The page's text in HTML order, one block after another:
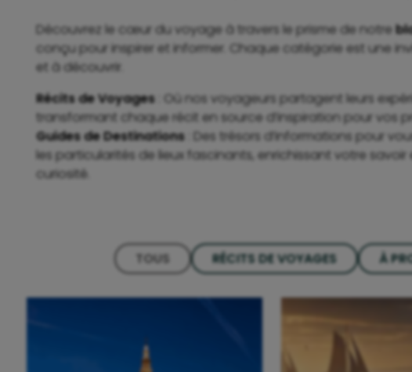
Découvrez le cœur du voyage à travers le prisme de notre
conçu pour inspirer et informer. Chaque catégorie est une
et à découvrir.
Récits de Voyages : Où nos voyageurs partagent leurs
transformant chaque récit en source d’inspiration pour vos
Guides de Destinations : Des trésors d’informations pour
les particularités de lieux fascinants, enrichissant votre
curiosité.
TOUS RÉCITS DE VOYAGES À